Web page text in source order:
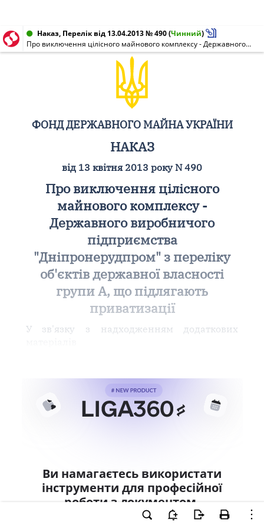
Наказ, Перелік від 13.04.2013 № 490(Чинний)
Про виключення цілісного майнового комплексу - Державного виробничого підприємства "Дніпронерудпром" з переліку об'єктів державної власності групи А, що підлягають приватизації
ФОНД ДЕРЖАВНОГО МАЙНА УКРАЇНИ
НАКАЗ
від 13 квітня 2013 року N 490
Про виключення цілісного
майнового комплексу -
Державного виробничого
підприємства
"Дніпронерудпром" з переліку
об'єктів державної власності
групи А, що підлягають
приватизації
У зв'язку з надходженням додаткових
Ви намагаєтесь використати
інструменти для професійної
роботи з документом.
Ці можливості доступні тільки користувачам